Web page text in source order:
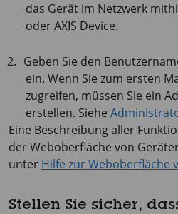
das Gerät im Netzwerk
oderAXIS Device.
Geben Sie den
ein. Wenn Sie zum ersten
zugreifen, müssen Sie ein
erstellen. Siehe
Eine Beschreibung aller
der Weboberfläche von
unter Hilfe zur Weboberfläche
Stellen Sie sicher,